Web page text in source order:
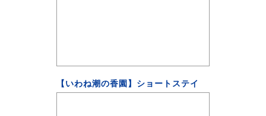
【いわね潮の香園】ショートステイ